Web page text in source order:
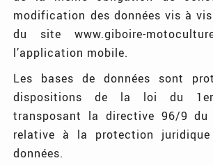
modification des données vis à
du site www.giboire-
l’application mobile.
Les bases de données sont
dispositions de la loi du
transposant la directive 96/9 du
relative à la protection
données.